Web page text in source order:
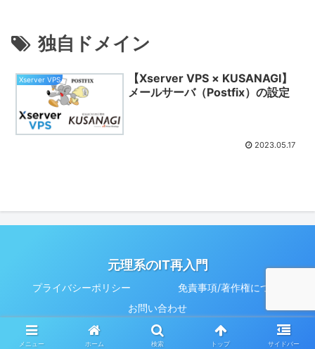
独自ドメイン
Xserver VPS
【Xserver VPS × KUSANAGI】
メールサーバ（Postfix）の設定
2023.05.17
元理系のIT再入門
プライバシーポリシー
免責事項/著作権について
お問い合わせ
© 2023 元理系のIT再入門.
メニュー ホーム 検索 トップ サイドバー